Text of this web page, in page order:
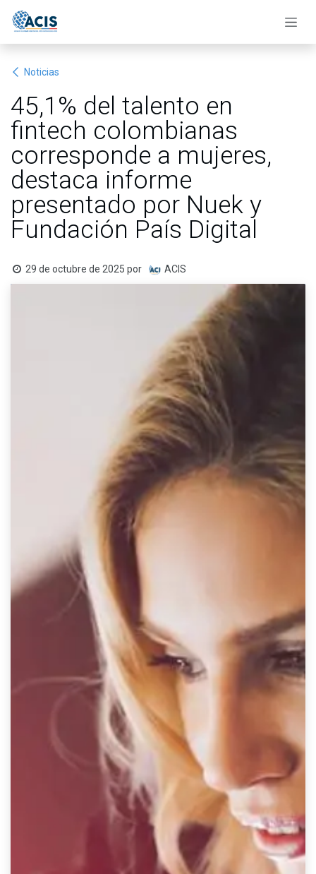
Noticias
45,1% del talento en
fintech colombianas
corresponde a mujeres,
destaca informe
presentado por Nuek y
Fundación País Digital
29 de octubre de 2025 por ACIS